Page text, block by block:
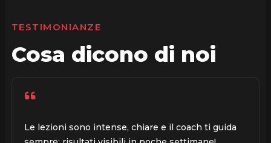
TESTIMONIANZE
Cosa dicono di noi
Le lezioni sono intense, chiare e il coach ti guida